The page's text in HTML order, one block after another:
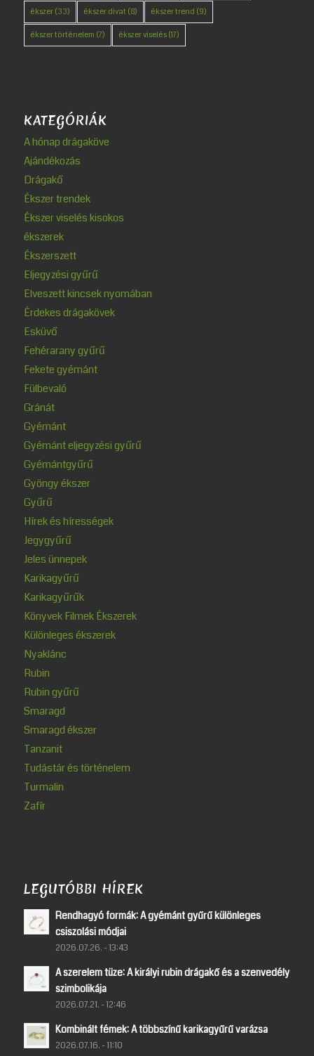
ékszer(33) ékszer divat (8) ékszer trend (9)
ékszer történelem (7) ékszer viselés(17)
KATEGÓRIÁK
A hónap drágaköve
Ajándékozás
Drágakő
Ékszer trendek
Ékszer viselés kisokos
ékszerek
Ékszerszett
Eljegyzési gyűrű
Elveszett kincsek nyomában
Érdekes drágakövek
Esküvő
Fehérarany gyűrű
Fekete gyémánt
Fülbevaló
Gránát
Gyémánt
Gyémánt eljegyzési gyűrű
Gyémántgyűrű
Gyöngy ékszer
Gyűrű
Hírek és hírességek
Jegygyűrű
Jeles ünnepek
Karikagyűrű
Karikagyűrűk
Könyvek Filmek Ékszerek
Különleges ékszerek
Nyaklánc
Rubin
Rubin gyűrű
Smaragd
Smaragd ékszer
Tanzanit
Tudástár és történelem
Turmalin
Zafír
LEGUTÓBBI HÍREK
Rendhagyó formák: A gyémánt gyűrű különleges
csiszolási módjai
2026.07.26. - 13:43
A szerelem tüze: A királyi rubin drágakő és a szenvedély
szimbolikája
2026.07.21. - 12:46
Kombinált fémek: A többszínű karikagyűrű varázsa
2026.07.16. - 11:10